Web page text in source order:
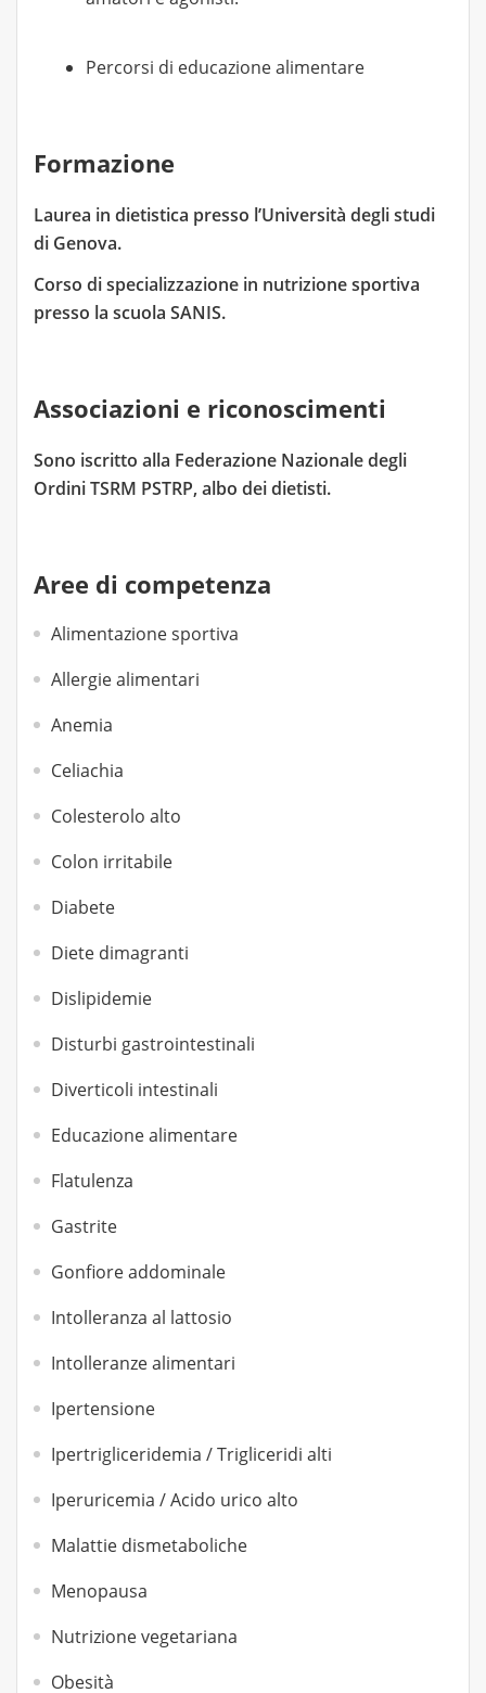
Percorsi di educazione alimentare
Formazione
Laurea in dietistica presso l’Università degli studi
di Genova.
Corso di specializzazione in nutrizione sportiva
presso la scuola SANIS.
Associazioni e riconoscimenti
Sono iscritto alla Federazione Nazionale degli
Ordini TSRM PSTRP, albo dei dietisti.
Aree di competenza
Alimentazione sportiva
Allergie alimentari
Anemia
Celiachia
Colesterolo alto
Colon irritabile
Diabete
Diete dimagranti
Dislipidemie
Disturbi gastrointestinali
Diverticoli intestinali
Educazione alimentare
Flatulenza
Gastrite
Gonfiore addominale
Intolleranza al lattosio
Intolleranze alimentari
Ipertensione
Ipertrigliceridemia / Trigliceridi alti
Iperuricemia / Acido urico alto
Malattie dismetaboliche
Menopausa
Nutrizione vegetariana
Obesità